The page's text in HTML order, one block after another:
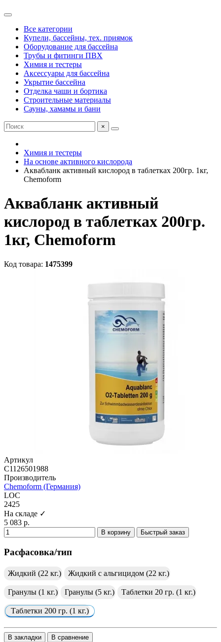
Все категории
Купели, бассейны, тех. приямок
Оборудование для бассейна
Трубы и фитинги ПВХ
Химия и тестеры
Аксессуары для бассейна
Укрытие бассейна
Отделка чаши и бортика
Строительные материалы
Сауны, хамамы и бани
×
Химия и тестеры
На основе активного кислорода
Аквабланк активный кислород в таблетках 200гр. 1кг,
Chemoform
Аквабланк активный
кислород в таблетках 200гр.
1кг, Chemoform
Код товара: 1475399
Артикул
C1126501988
Производитель
Chemoform (Германия)
LOC
2425
На складе ✓
5 083 р.
В корзину Быстрый заказ
Расфасовка/тип
Жидкий (22 кг.) Жидкий с альгицидом (22 кг.)
Гранулы (1 кг.) Гранулы (5 кг.) Таблетки 20 гр. (1 кг.)
Таблетки 200 гр. (1 кг.)
В закладки В сравнение